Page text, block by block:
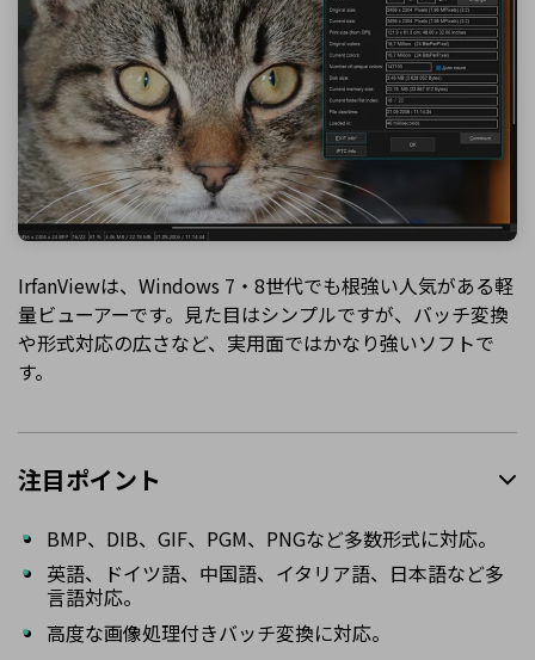
IrfanViewは、Windows 7・8世代でも根強い人気がある軽
量ビューアーです。見た目はシンプルですが、バッチ変換
や形式対応の広さなど、実用面ではかなり強いソフトで
す。
注目ポイント
BMP、DIB、GIF、PGM、PNGなど多数形式に対応。
英語、ドイツ語、中国語、イタリア語、日本語など多
言語対応。
高度な画像処理付きバッチ変換に対応。